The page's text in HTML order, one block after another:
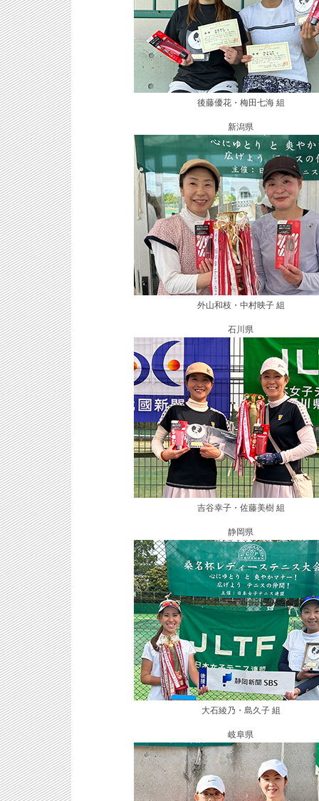
後藤優花・梅田七海 組
新潟県
外山和枝・中村映子 組
石川県
吉谷幸子・佐藤美樹 組
静岡県
大石綾乃・島久子 組
岐阜県